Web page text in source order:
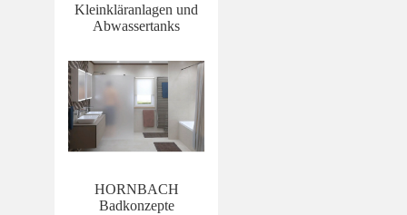
Kleinkläranlagen und
Abwassertanks
HORNBACH
Badkonzepte